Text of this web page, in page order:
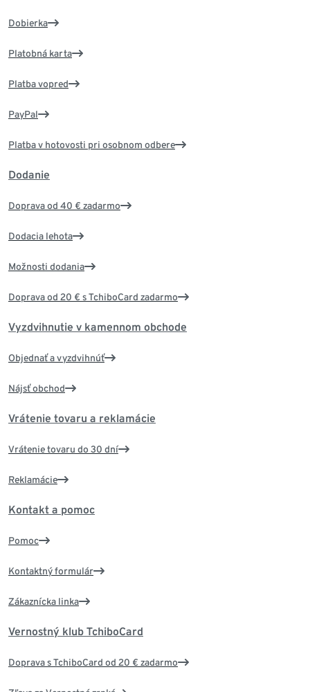
Dobierka
Platobná karta
Platba vopred
PayPal
Platba v hotovosti pri osobnom odbere
Dodanie
Doprava od 40 € zadarmo
Dodacia lehota
Možnosti dodania
Doprava od 20 € s TchiboCard zadarmo
Vyzdvihnutie v kamennom obchode
Objednať a vyzdvihnúť
Nájsť obchod
Vrátenie tovaru a reklamácie
Vrátenie tovaru do 30 dní
Reklamácie
Kontakt a pomoc
Pomoc
Kontaktný formulár
Zákaznícka linka
Vernostný klub TchiboCard
Doprava s TchiboCard od 20 € zadarmo